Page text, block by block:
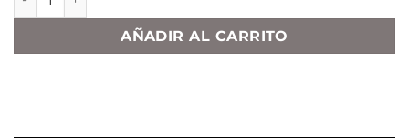
AÑADIR AL CARRITO